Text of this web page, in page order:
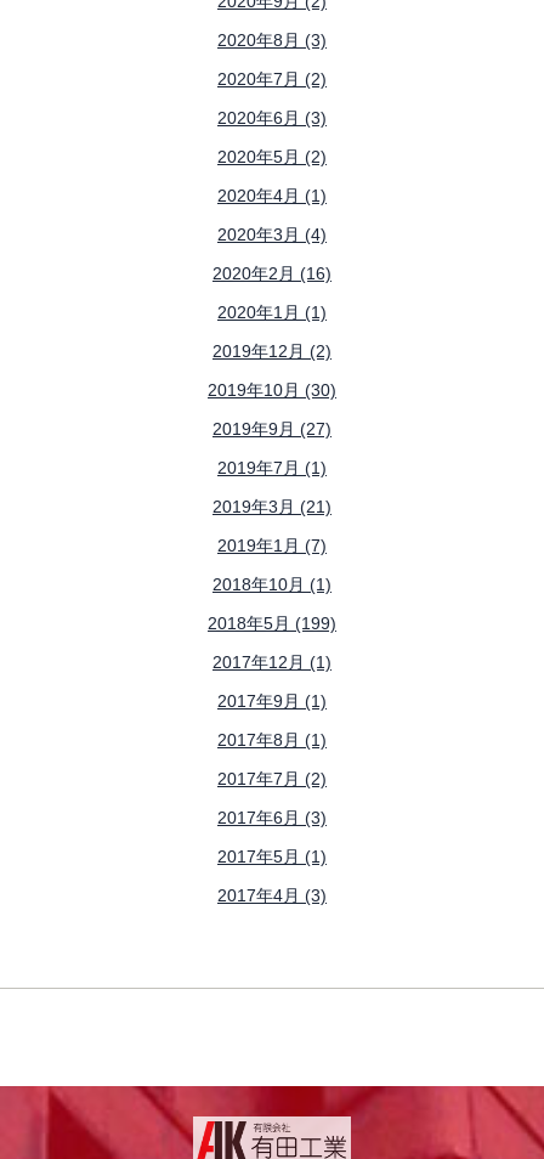
2020年8月 (3)
2020年7月 (2)
2020年6月 (3)
2020年5月 (2)
2020年4月 (1)
2020年3月 (4)
2020年2月 (16)
2020年1月 (1)
2019年12月 (2)
2019年10月 (30)
2019年9月 (27)
2019年7月 (1)
2019年3月 (21)
2019年1月 (7)
2018年10月 (1)
2018年5月 (199)
2017年12月 (1)
2017年9月 (1)
2017年8月 (1)
2017年7月 (2)
2017年6月 (3)
2017年5月 (1)
2017年4月 (3)